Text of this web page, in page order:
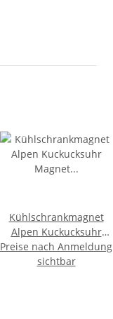
Kühlschrankmagnet
Alpen Kuckucksuhr
Magnet
Urlaubserinnerung
Preise nach Anmeldung
sichtbar